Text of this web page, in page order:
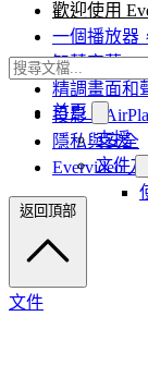
首頁
支援
文件
歡迎使用
一個播放器
智慧字幕
精調畫面和
投影、
隱私與安全
Evervideo 入
返回頂部
文件